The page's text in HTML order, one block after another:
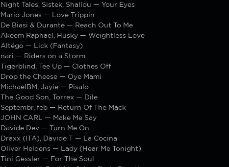
Night Tales, Sistek, Shallou — Your Eyes
Mario Jones — Love Trippin
De Biasi & Durante — Reach Out To Me
Akeem Raphael, Husky — Weightless Love
Altégo — Lick (Fantasy)
nari — Riders on a Storm
Tigerblind, Tee Up — Clothes Off
Drop the Cheese — Oye Mami
MichaelBM, Jayie — Pisalo
The Good Son, Torrex — Dile
Septembr, feb — Return Of The Mack
JOHN CARL — Make Me Say
Davide Dev — Turn Me On
Draxx (ITA), Davide T — La Cocina
Oliver Heldens — Lady (Hear Me Tonight)
Tini Gessler — For The Soul